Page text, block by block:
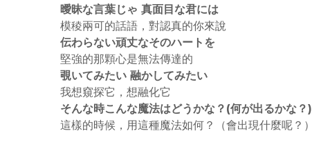
曖昧な言葉じゃ 真面目な君には
模稜兩可的話語，對認真的你來說
伝わらない頑丈なそのハートを
堅強的那顆心是無法傳達的
覗いてみたい 融かしてみたい
我想窺探它，想融化它
そんな時こんな魔法はどうかな？(何が出るかな？)
這樣的時候，用這種魔法如何？（會出現什麼呢？）